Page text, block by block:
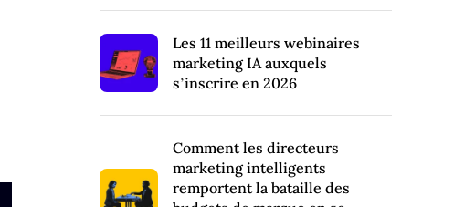
Les 11 meilleurs webinaires
marketing IA auxquels
s’inscrire en 2026
Comment les directeurs
marketing intelligents
remportent la bataille des